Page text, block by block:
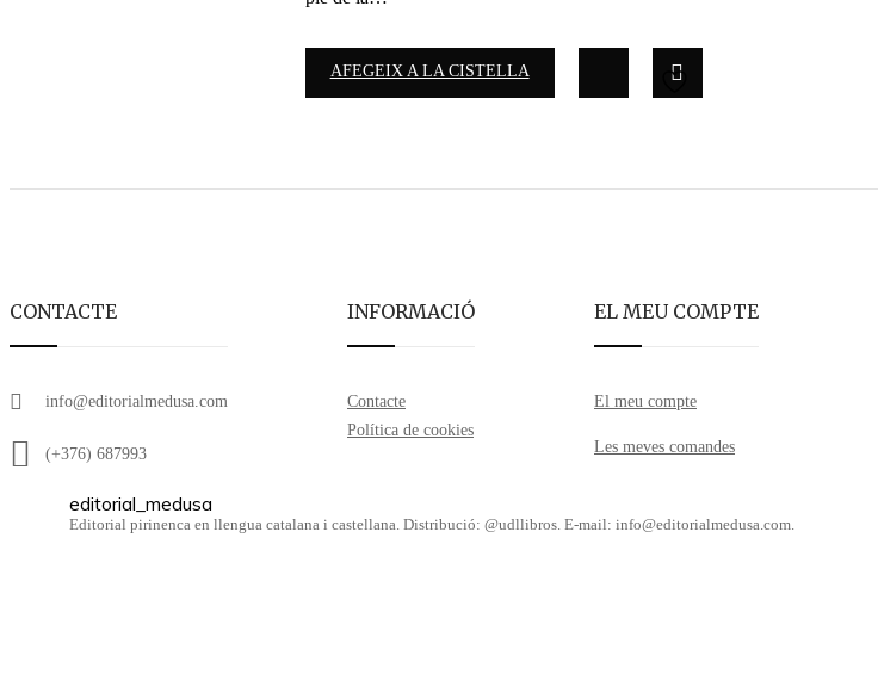
AFEGEIX A LA CISTELLA
CONTACTE
info@editorialmedusa.com
(+376) 687993
INFORMACIÓ
Contacte
Política de cookies
EL MEU COMPTE
El meu compte
Les meves comandes
editorial_medusa
Editorial pirinenca en llengua catalana i castellana. Distribució: @udllibros. E-mail: info@editorialmedusa.com.